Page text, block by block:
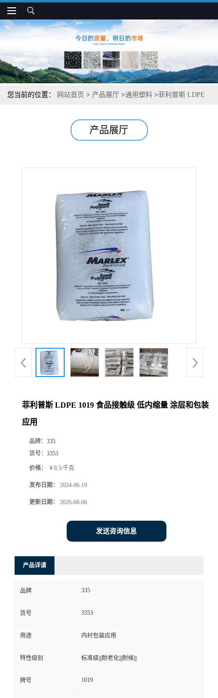
您当前的位置： 网站首页 > 产品展厅 >通用塑料 >菲利普斯 LDPE
产品展厅
菲利普斯 LDPE 1019 食品接触级 低内缩量 涂层和包装
应用
品牌： 335
货号： 3353
价格： ￥8.5/千克
发布日期： 2024-06-19
更新日期： 2026-08-06
发送咨询信息
产品详请
品牌 335
货号 3353
用途 内衬包装应用
特性级别 标准级|||耐老化|||耐候|||
牌号 1019